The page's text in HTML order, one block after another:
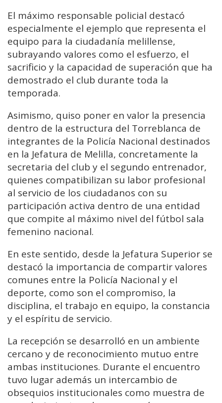
El máximo responsable policial destacó
especialmente el ejemplo que representa el
equipo para la ciudadanía melillense,
subrayando valores como el esfuerzo, el
sacrificio y la capacidad de superación que ha
demostrado el club durante toda la
temporada.
Asimismo, quiso poner en valor la presencia
dentro de la estructura del Torreblanca de
integrantes de la Policía Nacional destinados
en la Jefatura de Melilla, concretamente la
secretaria del club y el segundo entrenador,
quienes compatibilizan su labor profesional
al servicio de los ciudadanos con su
participación activa dentro de una entidad
que compite al máximo nivel del fútbol sala
femenino nacional.
En este sentido, desde la Jefatura Superior se
destacó la importancia de compartir valores
comunes entre la Policía Nacional y el
deporte, como son el compromiso, la
disciplina, el trabajo en equipo, la constancia
y el espíritu de servicio.
La recepción se desarrolló en un ambiente
cercano y de reconocimiento mutuo entre
ambas instituciones. Durante el encuentro
tuvo lugar además un intercambio de
obsequios institucionales como muestra de